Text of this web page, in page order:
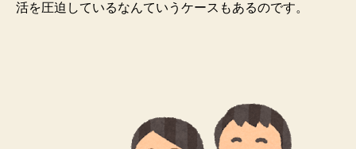
活を圧迫しているなんていうケースもあるのです。